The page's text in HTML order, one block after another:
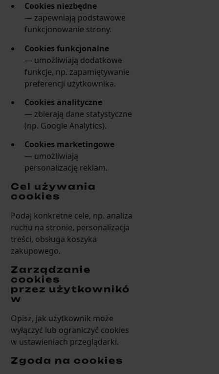
Cookies niezbędne
— zapewniają podstawowe
funkcjonowanie strony.
Cookies funkcjonalne
— umożliwiają dodatkowe
funkcje, np. zapamiętywanie
preferencji użytkownika.
Cookies analityczne
— zbierają dane statystyczne
(np. Google Analytics).
Cookies marketingowe
— umożliwiają
personalizację reklam.
Cel używania
cookies
Podaj konkretne cele, np. analiza
ruchu na stronie, personalizacja
treści, obsługa koszyka
zakupowego.
Zarządzanie
cookies
przez użytkownikó
w
Opisz, jak użytkownik może
wyłączyć lub ograniczyć cookies
w ustawieniach przeglądarki.
Zgoda na cookies